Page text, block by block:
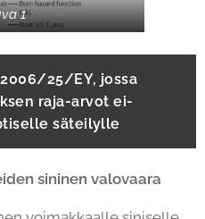
1
25/EY, jossa
raja-arvot ei-
säteilylle
sininen valovaara